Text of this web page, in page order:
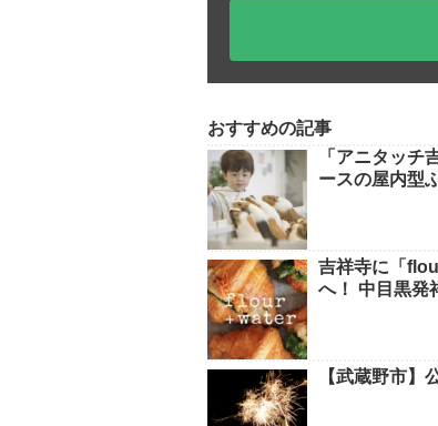
おすすめの記事
「アニタッチ
ースの屋内型
吉祥寺に「
へ！ 中目黒発
【武蔵野市】